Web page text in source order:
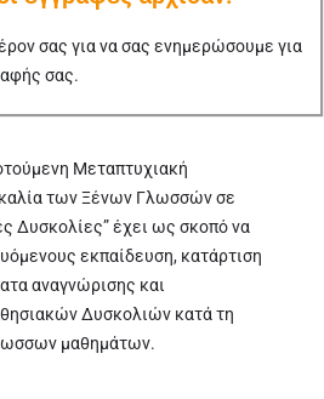
σας για να σας ενημερώσουμε για
σας.
Μεταπτυχιακή
των Ξένων Γλωσσών σε
Δυσκολίες” έχει ως σκοπό να
εκπαίδευση, κατάρτιση
αναγνώρισης και
Δυσκολιών κατά τη
μαθημάτων.